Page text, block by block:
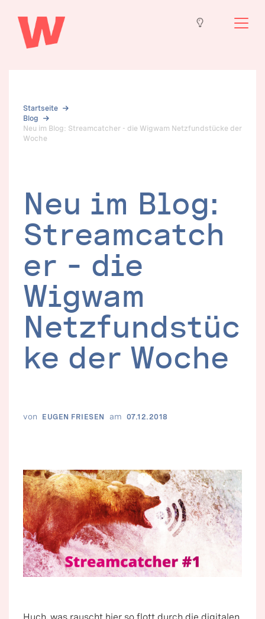
Startseite
Blog
Neu im Blog: Streamcatcher - die Wigwam Netzfundstücke der
Woche
Neu im Blog:
Streamcatch
er – die
Wigwam
Netzfundstüc
ke der Woche
von EUGEN FRIESEN am 07.12.2018
Huch, was rauscht hier so flott durch die digitalen